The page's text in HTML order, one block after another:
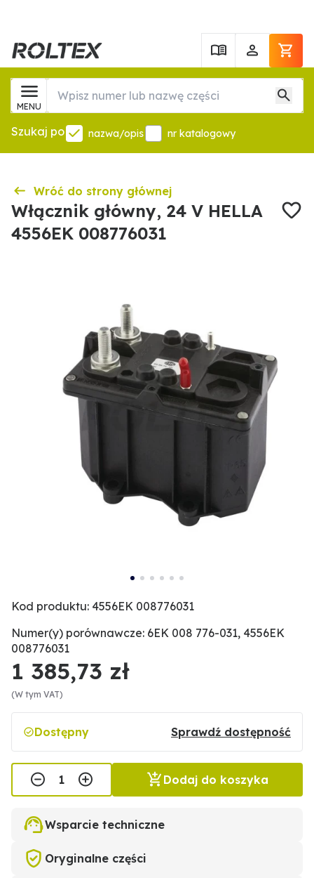
MENU
Szukaj po nazwa/opis nr katalogowy
Wróć do strony głównej
Włącznik główny, 24 V HELLA
4556EK 008776031
Kod produktu: 4556EK 008776031
Numer(y) porównawcze: 6EK 008 776-031, 4556EK
008776031
1 385,73 zł
(W tym VAT)
Dostępny Sprawdź dostępność
Dodaj do koszyka
Wsparcie techniczne
Oryginalne części